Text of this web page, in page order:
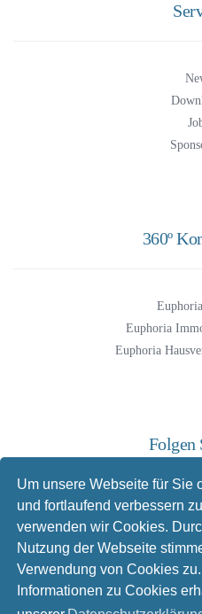
Um unsere Webseite für Sie
und fortlaufend verbessern
verwenden wir Cookies.
Nutzung der Webseite
Verwendung von Cookies
Informationen zu Cookies
360º
Euphoria
Euphoria
Folgen